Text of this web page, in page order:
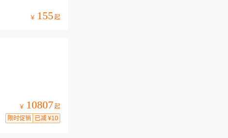
￥ 155起
￥ 10807起
限时促销
已减 ¥10